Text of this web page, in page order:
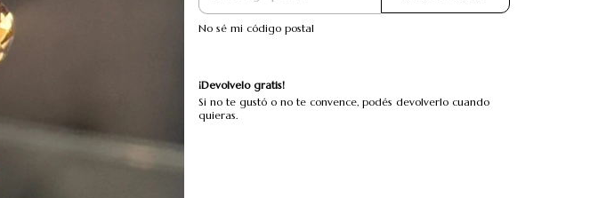
No sé mi código postal
¡Devolvelo gratis!
Si no te gustó o no te convence, podés devolverlo cuando
quieras.